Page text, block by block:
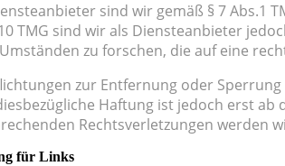
sind wir gemäß § 7 Abs.1
TMG sind wir als Diensteanbieter
zu forschen, die auf eine
zur Entfernung oder
Haftung ist jedoch erst
Rechtsverletzungen werden
für Links